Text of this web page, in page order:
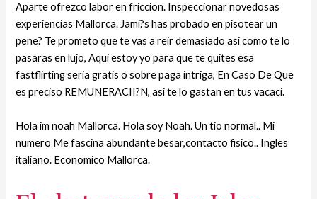
Aparte ofrezco labor en friccion. Inspeccionar novedosas
experiencias Mallorca. Jami?s has probado en pisotear un
pene? Te prometo que te vas a reir demasiado asi como te lo
pasaras en lujo, Aqui estoy yo para que te quites esa
fastflirting seri­a gratis o sobre paga intriga, En Caso De Que
es preciso REMUNERACII?N, asi te lo gastan en tus vacaci.
Hola im noah Mallorca. Hola soy Noah. Un tio normal.. Mi
numero Me fascina abundante besar,contacto fisico.. Ingles
italiano. Economico Mallorca.